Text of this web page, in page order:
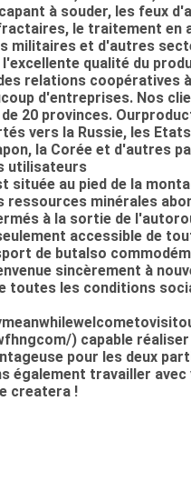
à souder, les feux
le traitement en
militaires et d'autres
qualité du
relations coopératives
d'entreprises. Nos
20 provinces.
vers la Russie, les
la Corée et d'autres
utilisateurs
située au pied de la
ressources minérales
à la sortie de
accessible de
de butalso
sincèrement à
toutes les conditions
) capable réaliser
pour les deux
également travailler avec
createra !